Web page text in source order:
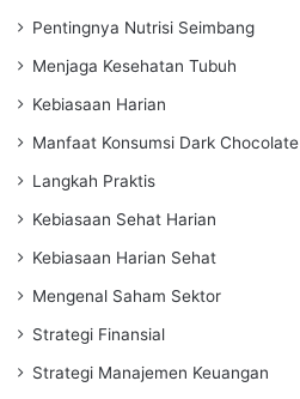
Pentingnya Nutrisi Seimbang
Menjaga Kesehatan Tubuh
Kebiasaan Harian
Manfaat Konsumsi Dark Chocolate
Langkah Praktis
Kebiasaan Sehat Harian
Kebiasaan Harian Sehat
Mengenal Saham Sektor
Strategi Finansial
Strategi Manajemen Keuangan